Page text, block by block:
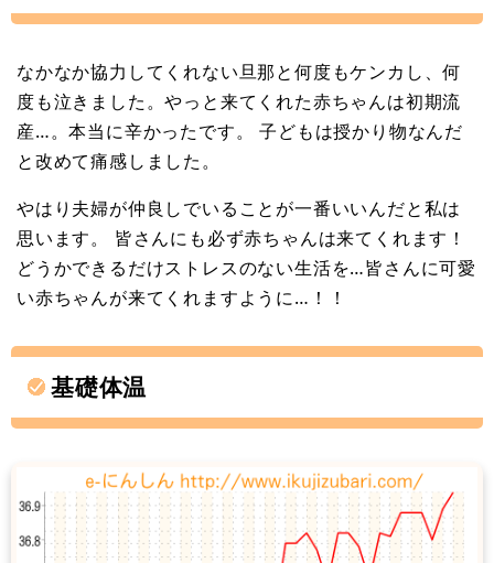
なかなか協力してくれない旦那と何度もケンカし、何
度も泣きました。やっと来てくれた赤ちゃんは初期流
産…。本当に辛かったです。 子どもは授かり物なんだ
と改めて痛感しました。
やはり夫婦が仲良しでいることが一番いいんだと私は
思います。 皆さんにも必ず赤ちゃんは来てくれます！
どうかできるだけストレスのない生活を…皆さんに可愛
い赤ちゃんが来てくれますように…！！
基礎体温